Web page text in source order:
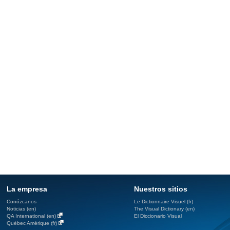
La empresa
Conózcanos
Noticias (en)
QA International (en)
Québec Amérique (fr)
Nuestros sitios
Le Dictionnaire Visuel (fr)
The Visual Dictionary (en)
El Diccionario Visual